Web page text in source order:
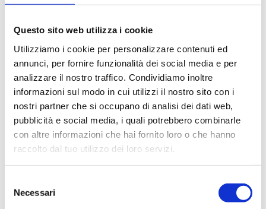
Questo sito web utilizza i cookie
Utilizziamo i cookie per personalizzare contenuti ed
annunci, per fornire funzionalità dei social media e per
analizzare il nostro traffico. Condividiamo inoltre
informazioni sul modo in cui utilizzi il nostro sito con i
nostri partner che si occupano di analisi dei dati web,
pubblicità e social media, i quali potrebbero combinarle
con altre informazioni che hai fornito loro o che hanno
raccolto dal tuo utilizzo dei loro servizi.
delNecessari